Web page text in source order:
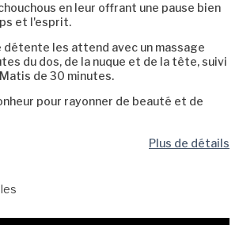
en leur offrant une pause bien
et l'esprit.
détente les attend avec un massage
du dos, de la nuque et de la tête, suivi
de 30 minutes.
pour rayonner de beauté et de
Plus de détails